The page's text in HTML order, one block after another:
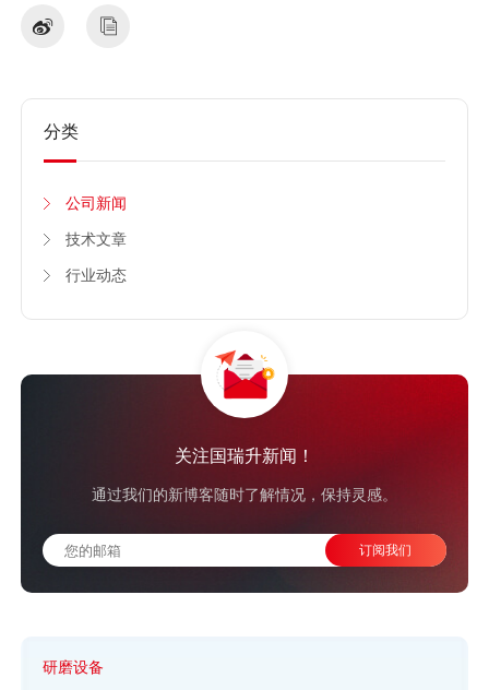
分类
公司新闻
技术文章
行业动态
关注国瑞升新闻！
通过我们的新博客随时了解情况，保持灵感。
研磨设备